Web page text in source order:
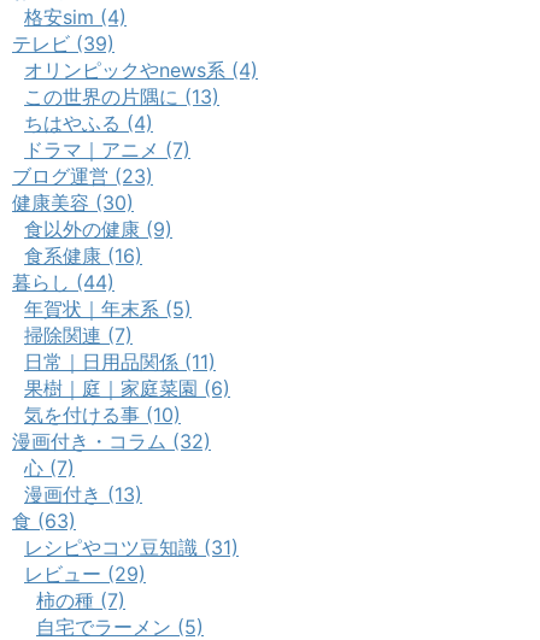
格安sim (4)
テレビ (39)
オリンピックやnews系 (4)
この世界の片隅に (13)
ちはやふる (4)
ドラマ｜アニメ (7)
ブログ運営 (23)
健康美容 (30)
食以外の健康 (9)
食系健康 (16)
暮らし (44)
年賀状｜年末系 (5)
掃除関連 (7)
日常｜日用品関係 (11)
果樹｜庭｜家庭菜園 (6)
気を付ける事 (10)
漫画付き・コラム (32)
心 (7)
漫画付き (13)
食 (63)
レシピやコツ豆知識 (31)
レビュー (29)
柿の種 (7)
自宅でラーメン (5)